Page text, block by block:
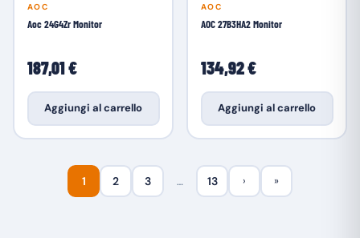
AOC
Aoc 24G4Zr Monitor
187,01 €
Aggiungi al carrello
AOC
AOC 27B3HA2 Monitor
134,92 €
Aggiungi al carrello
1 2 3 … 13 › »